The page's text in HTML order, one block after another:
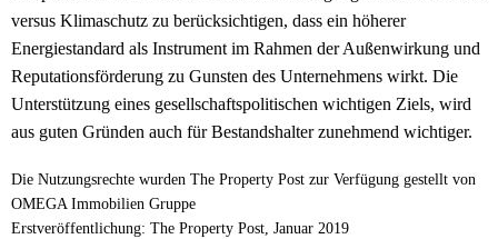
versus Klimaschutz zu berücksichtigen, dass ein höherer
Energiestandard als Instrument im Rahmen der Außenwirkung und
Reputationsförderung zu Gunsten des Unternehmens wirkt. Die
Unterstützung eines gesellschaftspolitischen wichtigen Ziels, wird
aus guten Gründen auch für Bestandshalter zunehmend wichtiger.
Die Nutzungsrechte wurden The Property Post zur Verfügung gestellt von
OMEGA Immobilien Gruppe
Erstveröffentlichung: The Property Post, Januar 2019